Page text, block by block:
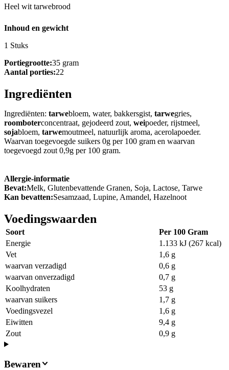
Heel wit tarwebrood
Inhoud en gewicht
1 Stuks
Portiegrootte:35 gram
Aantal porties:22
Ingrediënten
Ingrediënten: tarwebloem, water, bakkersgist, tarwegries,
roomboterconcentraat, gejodeerd zout, weipoeder, rijstmeel,
sojabloem, tarwemoutmeel, natuurlijk aroma, acerolapoeder.
Waarvan toegevoegde suikers 0g per 100 gram en waarvan
toegevoegd zout 0,9g per 100 gram.
Allergie-informatie
Bevat:Melk, Glutenbevattende Granen, Soja, Lactose, Tarwe
Kan bevatten:Sesamzaad, Lupine, Amandel, Hazelnoot
Voedingswaarden
Soort
Per 100 Gram
Energie
1.133 kJ (267 kcal)
Vet
1,6 g
waarvan verzadigd
0,6 g
waarvan onverzadigd
0,7 g
Koolhydraten
53 g
waarvan suikers
1,7 g
Voedingsvezel
1,6 g
Eiwitten
9,4 g
Zout
0,9 g
Bewaren